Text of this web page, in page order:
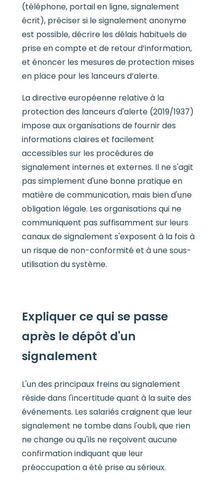
(téléphone, portail en ligne, signalement
écrit), préciser si le signalement anonyme
est possible, décrire les délais habituels de
prise en compte et de retour d’information,
et énoncer les mesures de protection mises
en place pour les lanceurs d’alerte.
La directive européenne relative à la
protection des lanceurs d'alerte (2019/1937)
impose aux organisations de fournir des
informations claires et facilement
accessibles sur les procédures de
signalement internes et externes. Il ne s'agit
pas simplement d'une bonne pratique en
matière de communication, mais bien d'une
obligation légale. Les organisations qui ne
communiquent pas suffisamment sur leurs
canaux de signalement s'exposent à la fois à
un risque de non-conformité et à une sous-
utilisation du système.
Expliquer ce qui se passe
après le dépôt d'un
signalement
L'un des principaux freins au signalement
réside dans l'incertitude quant à la suite des
événements. Les salariés craignent que leur
signalement ne tombe dans l'oubli, que rien
ne change ou qu'ils ne reçoivent aucune
confirmation indiquant que leur
préoccupation a été prise au sérieux.